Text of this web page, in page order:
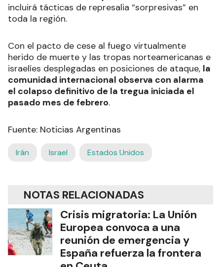
incluirá tácticas de represalia “sorpresivas” en
toda la región.
Con el pacto de cese al fuego virtualmente
herido de muerte y las tropas norteamericanas e
israelíes desplegadas en posiciones de ataque, la
comunidad internacional observa con alarma
el colapso definitivo de la tregua iniciada el
pasado mes de febrero.
Fuente: Noticias Argentinas
Irán Israel Estados Unidos
NOTAS RELACIONADAS
Crisis migratoria: La Unión
Europea convoca a una
reunión de emergencia y
España refuerza la frontera